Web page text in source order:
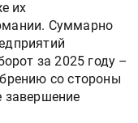
их
Суммарно
за 2025 году –
со стороны
завершение